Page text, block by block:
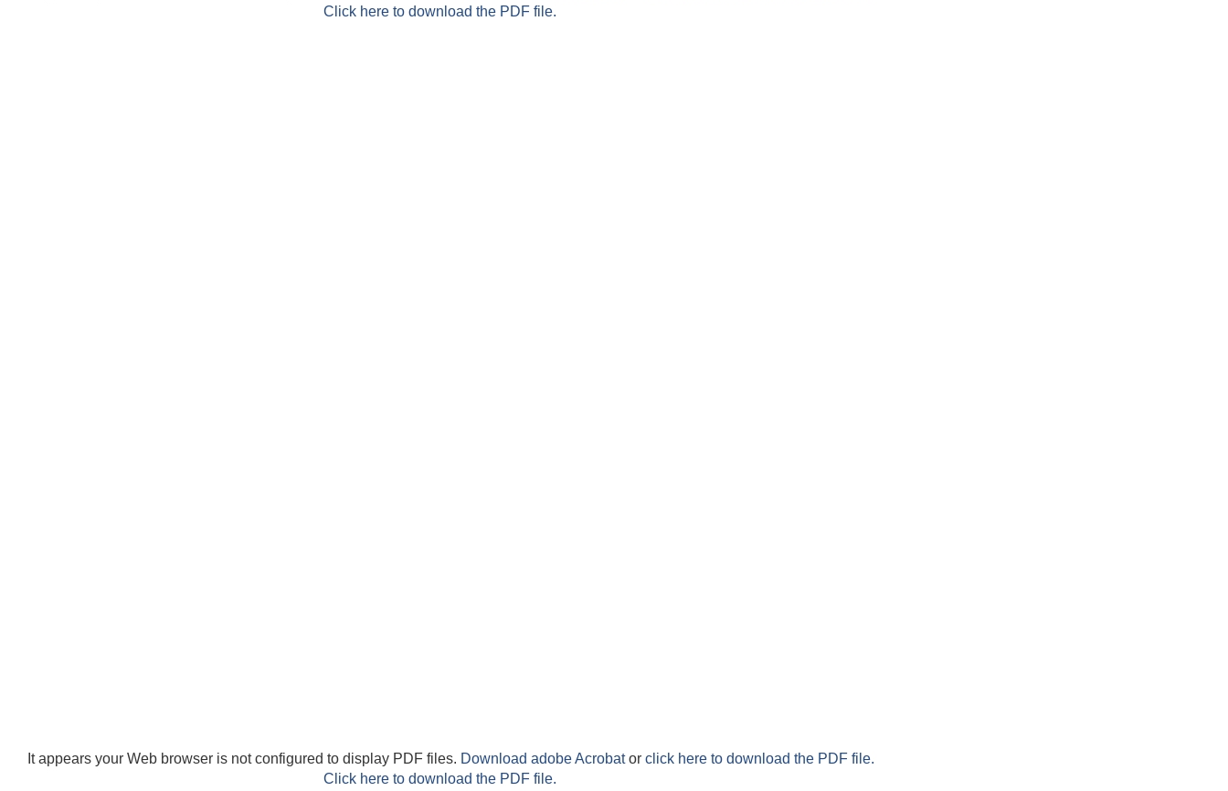
Click here to download the PDF file.
It appears your Web browser is not configured to display PDF files. Download adobe Acrobator click here to download the PDF file.
Click here to download the PDF file.